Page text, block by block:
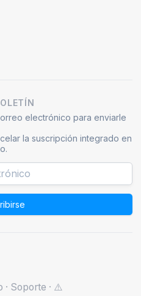
electrónico para enviarle
la suscripción integrado en
· Soporte · ⚠️